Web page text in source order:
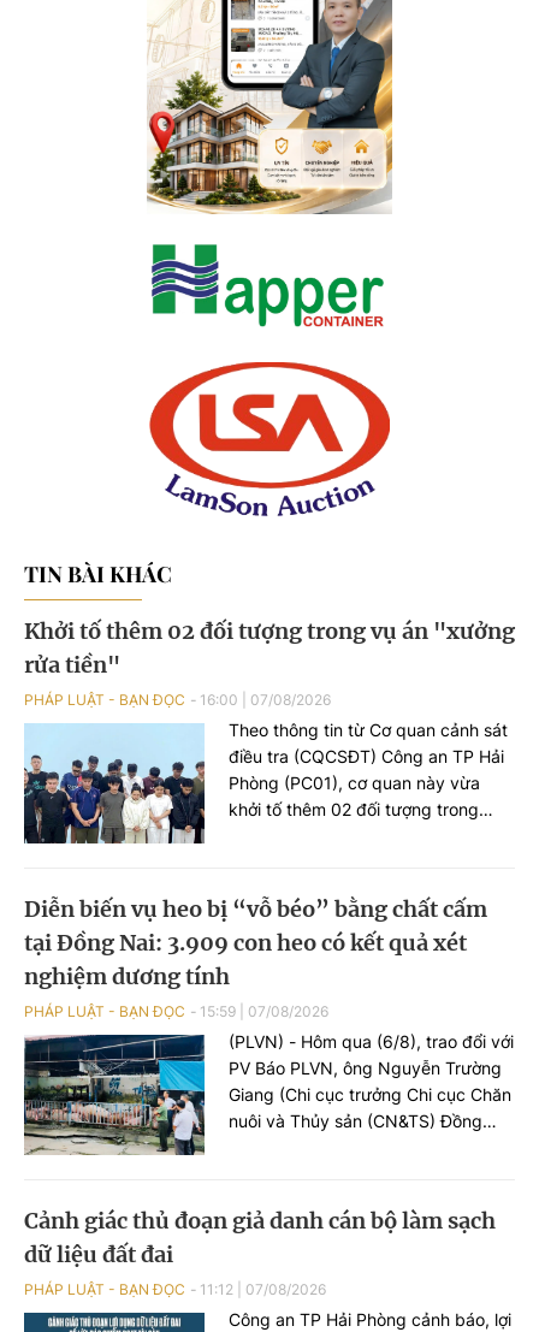
TIN BÀI KHÁC
Khởi tố thêm 02 đối tượng trong vụ án "xưởng
rửa tiền"
PHÁP LUẬT - BẠN ĐỌC 16:00 07/08/2026
Theo thông tin từ Cơ quan cảnh sát
điều tra (CQCSĐT) Công an TP Hải
Phòng (PC01), cơ quan này vừa
khởi tố thêm 02 đối tượng trong
tỉnh Thanh Hoá và đối tượng Hoàng
Xuân Đức (SN 2003), trú tại phường
bạc”.
Diễn biến vụ heo bị “vỗ béo” bằng chất cấm
tại Đồng Nai: 3.909 con heo có kết quả xét
nghiệm dương tính
PHÁP LUẬT - BẠN ĐỌC 15:59 07/08/2026
(PLVN) - Hôm qua (6/8), trao đổi với
PV Báo PLVN, ông Nguyễn Trường
Giang (Chi cục trưởng Chi cục Chăn
nuôi và Thủy sản (CN&TS) Đồng
(thuộc nhóm Beta-agonist, chất tạo
nuôi) tại nhiều cơ sở chăn nuôi, thu
gom trên địa bàn.
Cảnh giác thủ đoạn giả danh cán bộ làm sạch
dữ liệu đất đai
PHÁP LUẬT - BẠN ĐỌC 11:12 07/08/2026
Công an TP Hải Phòng cảnh báo, lợi